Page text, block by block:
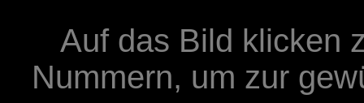
Auf das Bild klicken
Nummern, um zur